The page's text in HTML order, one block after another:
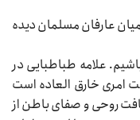
عارفان مسلمان دیده
علامه طباطبایی در
امری خارق العاده است
روحی و صفای باطن از